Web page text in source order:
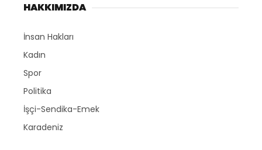
HAKKIMIZDA
İnsan Hakları
Kadın
Spor
Politika
İşçi-Sendika-Emek
Karadeniz